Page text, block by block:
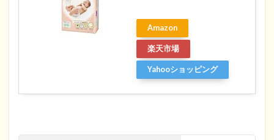
Amazon
楽天市場
Yahooショッピング